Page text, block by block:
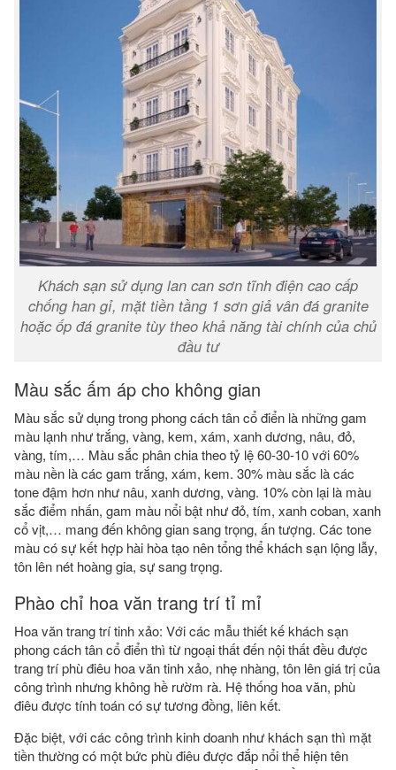
Khách sạn sử dụng lan can sơn tĩnh điện cao cấp
chống han gỉ, mặt tiền tầng 1 sơn giả vân đá granite
hoặc ốp đá granite tùy theo khả năng tài chính của chủ
đầu tư
Màu sắc ấm áp cho không gian
Màu sắc sử dụng trong phong cách tân cổ điển là những gam
màu lạnh như trắng, vàng, kem, xám, xanh dương, nâu, đỏ,
vàng, tím,… Màu sắc phân chia theo tỷ lệ 60-30-10 với 60%
màu nền là các gam trắng, xám, kem. 30% màu sắc là các
tone đậm hơn như nâu, xanh dương, vàng. 10% còn lại là màu
sắc điểm nhấn, gam màu nổi bật như đỏ, tím, xanh coban, xanh
cổ vịt,… mang đến không gian sang trọng, ấn tượng. Các tone
màu có sự kết hợp hài hòa tạo nên tổng thể khách sạn lộng lẫy,
tôn lên nét hoàng gia, sự sang trọng.
Phào chỉ hoa văn trang trí tỉ mỉ
Hoa văn trang trí tinh xảo: Với các mẫu thiết kế khách sạn
phong cách tân cổ điển thì từ ngoại thất đến nội thất đều được
trang trí phù điêu hoa văn tinh xảo, nhẹ nhàng, tôn lên giá trị của
công trình nhưng không hề rườm rà. Hệ thống hoa văn, phù
điêu được tính toán có sự tương đồng, liên kết.
Đặc biệt, với các công trình kinh doanh như khách sạn thì mặt
tiền thường có một bức phù điêu được đắp nổi thể hiện tên